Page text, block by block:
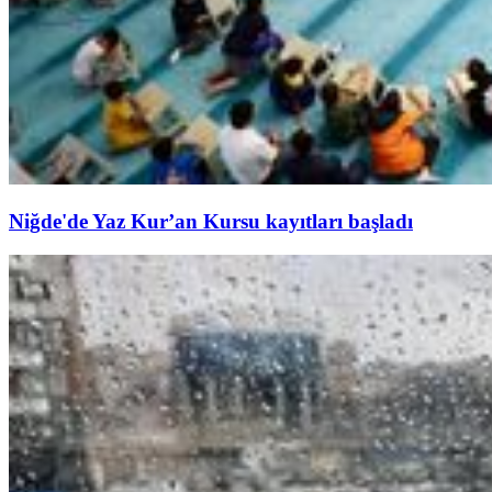
Niğde'de Yaz Kur’an Kursu kayıtları başladı